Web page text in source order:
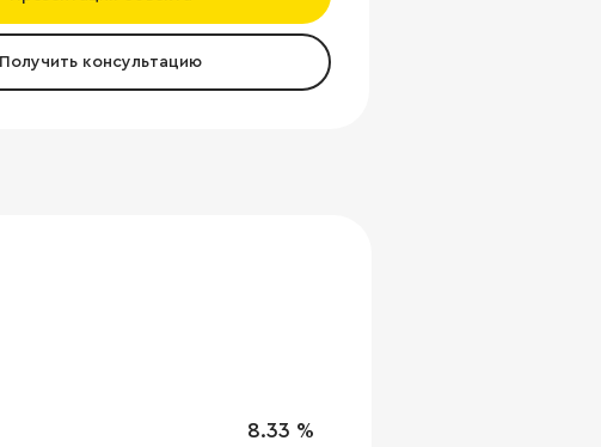
Получить консультацию
8.33 %